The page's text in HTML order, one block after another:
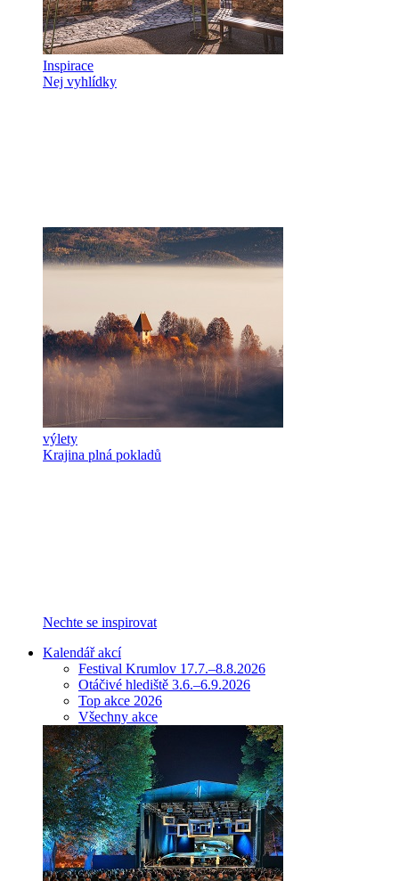
Inspirace
Nej vyhlídky
výlety
Krajina plná pokladů
Nechte se inspirovat
Kalendář akcí
Festival Krumlov 17.7.–8.8.2026
Otáčivé hlediště 3.6.–6.9.2026
Top akce 2026
Všechny akce